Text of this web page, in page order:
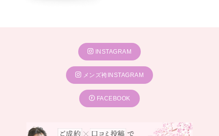
INSTAGRAM
メンズ袴INSTAGRAM
FACEBOOK